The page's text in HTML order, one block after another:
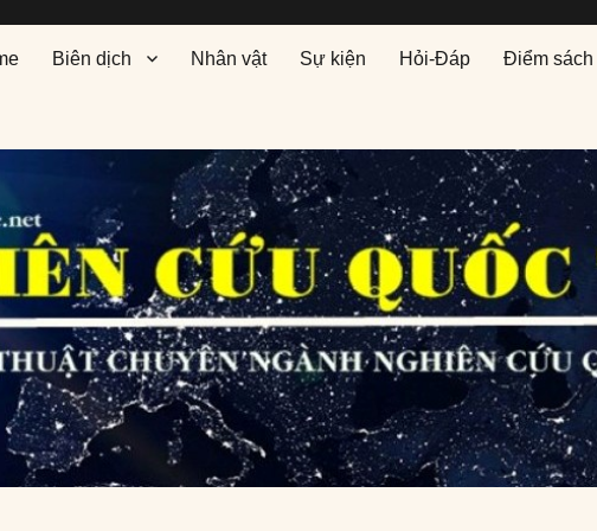
Biên dịch Nhân vật Sự kiện Hỏi-Đáp Điểm sách